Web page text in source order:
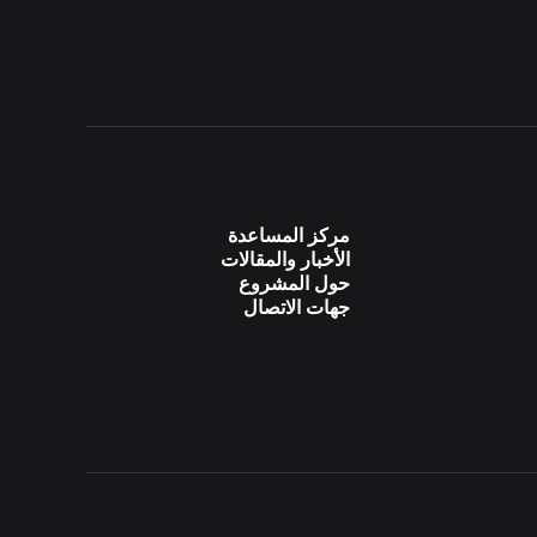
مركز المساعدة
الأخبار والمقالات
حول المشروع
جهات الاتصال